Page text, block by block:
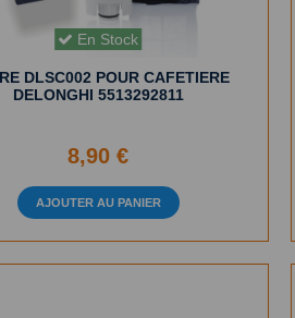
En Stock
DLSC002 POUR CAFETIERE
DELONGHI 5513292811
8,90 €
AJOUTER AU PANIER